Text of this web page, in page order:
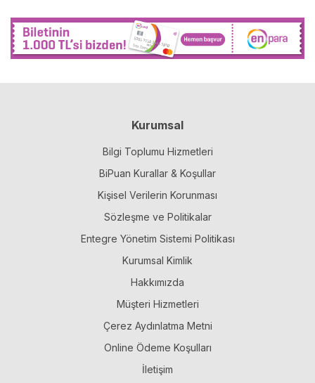
Kurumsal
Bilgi Toplumu Hizmetleri
BiPuan Kurallar & Koşullar
Kişisel Verilerin Korunması
Sözleşme ve Politikalar
Entegre Yönetim Sistemi Politikası
Kurumsal Kimlik
Hakkımızda
Müşteri Hizmetleri
Çerez Aydınlatma Metni
Online Ödeme Koşulları
İletişim